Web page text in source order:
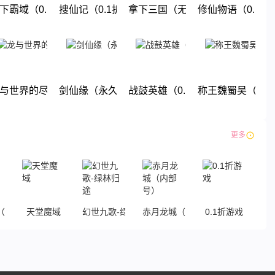
限福利）
霸域（0.1折扣版）
下载
搜仙记（0.1折送60万工资）
下载
拿下三国（无限抽奖0.1折）
下载
修仙物语（0.1折
下载
限商城）
世界的尽头(0.1折)剑仙缘（永久0.1折）战鼓英雄（0.1折送超赛小队）
称王魏蜀吴（0.1
更多
0.1折传奇）
天堂魔域 幻世九歌-绿林归途赤月龙城（内部号）0.1折游戏